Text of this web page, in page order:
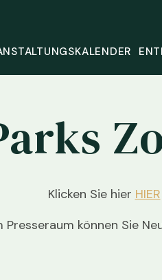
Klicken Sie hier HIER
Presseraum können Sie